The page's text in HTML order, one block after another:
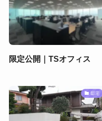
限定公開｜TSオフィス
邸宅